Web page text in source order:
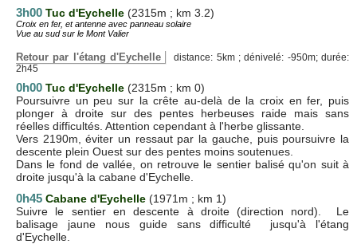
3h00 Tuc d'Eychelle (2315m ; km 3.2)
Croix en fer, et antenne avec panneau solaire
Vue au sud sur le Mont Valier
Retour par l'étang d'Eychelle
distance: 5km ; dénivelé: -950m; durée:
2h45
0h00 Tuc d'Eychelle (2315m ; km 0)
Poursuivre un peu sur la crête au-delà de la croix en fer, puis
plonger à droite sur des pentes herbeuses raide mais sans
réelles difficultés. Attention cependant à l'herbe glissante.
Vers 2190m, éviter un ressaut par la gauche, puis poursuivre la
descente plein Ouest sur des pentes moins soutenues.
Dans le fond de vallée, on retrouve le sentier balisé qu'on suit à
droite jusqu'à la cabane d'Eychelle.
0h45 Cabane d'Eychelle (1971m ; km 1)
Suivre le sentier en descente à droite (direction nord). Le
balisage jaune nous guide sans difficulté jusqu'à l'étang
d'Eychelle.